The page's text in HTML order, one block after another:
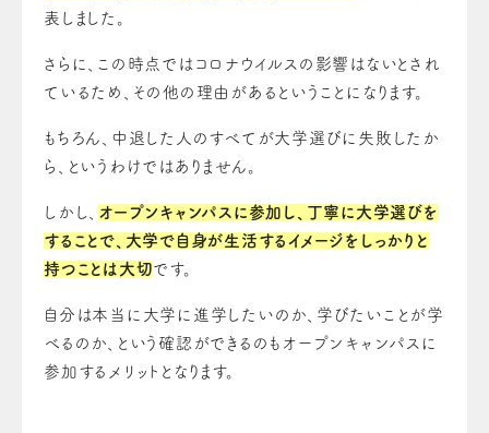
表しました。
さらに、この時点ではコロナウイルスの影響はないとされ
ているため、その他の理由があるということになります。
もちろん、中退した人のすべてが大学選びに失敗したか
ら、というわけではありません。
しかし、 オープンキャンパスに参加し、丁寧に大学選びを
することで、大学で自身が生活するイメージをしっかりと
持つことは大切です。
自分は本当に大学に進学したいのか、学びたいことが学
べるのか、という確認ができるのもオープンキャンパスに
参加するメリットとなります。